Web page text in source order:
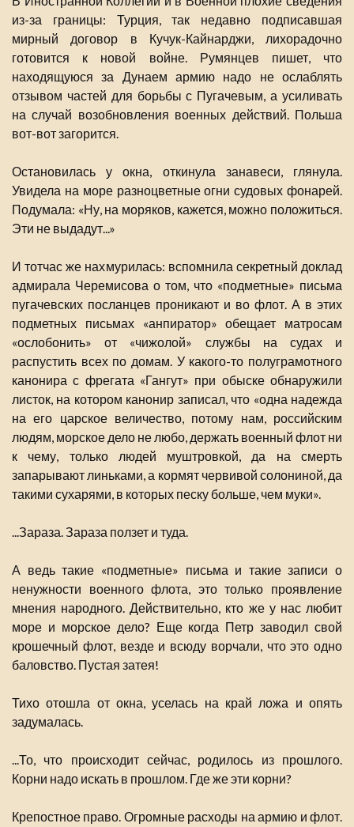
из-за границы: Турция, так недавно подписавшая
мирный договор в Кучук-Кайнарджи, лихорадочно
готовится к новой войне. Румянцев пишет, что
находящуюся за Дунаем армию надо не ослаблять
отзывом частей для борьбы с Пугачевым, а усиливать
на случай возобновления военных действий. Польша
вот-вот загорится.
Остановилась у окна, откинула занавеси, глянула.
Увидела на море разноцветные огни судовых фонарей.
Подумала: «Ну, на моряков, кажется, можно положиться.
Эти не выдадут...»
И тотчас же нахмурилась: вспомнила секретный доклад
адмирала Черемисова о том, что «подметные» письма
пугачевских посланцев проникают и во флот. А в этих
подметных письмах «анпиратор» обещает матросам
«ослобонить» от «чижолой» службы на судах и
распустить всех по домам. У какого-то полуграмотного
канонира с фрегата «Гангут» при обыске обнаружили
листок, на котором канонир записал, что «одна надежда
на его царское величество, потому нам, российским
людям, морское дело не любо, держать военный флот ни
к чему, только людей муштровкой, да на смерть
запарывают линьками, а кормят червивой солониной, да
такими сухарями, в которых песку больше, чем муки».
...Зараза. Зараза ползет и туда.
А ведь такие «подметные» письма и такие записи о
ненужности военного флота, это только проявление
мнения народного. Действительно, кто же у нас любит
море и морское дело? Еще когда Петр заводил свой
крошечный флот, везде и всюду ворчали, что это одно
баловство. Пустая затея!
Тихо отошла от окна, уселась на край ложа и опять
задумалась.
...То, что происходит сейчас, родилось из прошлого.
Корни надо искать в прошлом. Где же эти корни?
Крепостное право. Огромные расходы на армию и флот.